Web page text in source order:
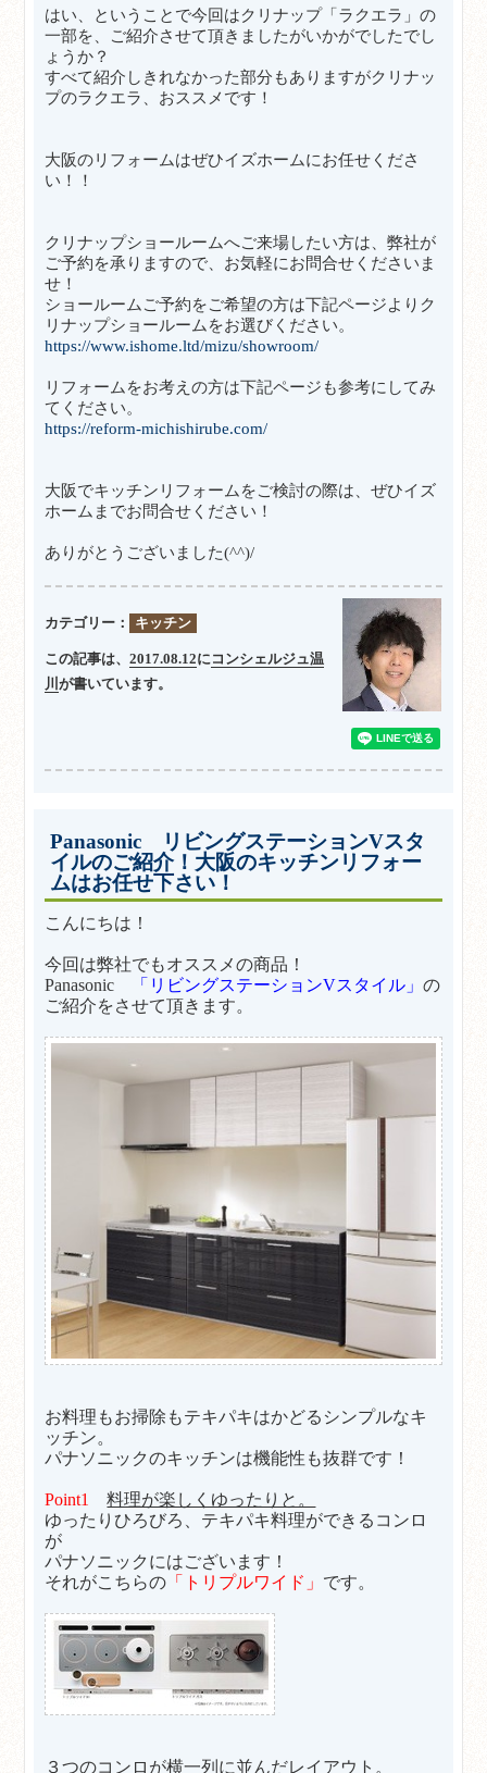
はい、ということで今回はクリナップ「ラクエラ」の
一部を、ご紹介させて頂きましたがいかがでしたでし
ょうか？
すべて紹介しきれなかった部分もありますがクリナッ
プのラクエラ、おススメです！
大阪のリフォームはぜひイズホームにお任せくださ
い！！
クリナップショールームへご来場したい方は、弊社が
ご予約を承りますので、お気軽にお問合せくださいま
せ！
ショールームご予約をご希望の方は下記ページよりク
リナップショールームをお選びください。
https://www.ishome.ltd/mizu/showroom/
リフォームをお考えの方は下記ページも参考にしてみ
てください。
https://reform-michishirube.com/
大阪でキッチンリフォームをご検討の際は、ぜひイズ
ホームまでお問合せください！
ありがとうございました(^^)/
カテゴリー： キッチン
この記事は、2017.08.12にコンシェルジュ温
川が書いています。
Panasonic リビングステーションVスタ
イルのご紹介！大阪のキッチンリフォー
ムはお任せ下さい！
こんにちは！
今回は弊社でもオススメの商品！
Panasonic
「リビングステーションVスタイル」の
ご紹介をさせて頂きます。
お料理もお掃除もテキパキはかどるシンプルなキ
ッチン。
パナソニックのキッチンは機能性も抜群です！
Point1
料理が楽しくゆったりと。
ゆったりひろびろ、テキパキ料理ができるコンロ
が
パナソニックにはございます！
それがこちらの 「トリプルワイド」 です。
３つのコンロが横一列に並んだレイアウト。